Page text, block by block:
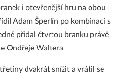
i otevřenější hru na obou
Adam Šperlín po kombinaci s
přidal čtvrtou branku právě
Ondřeje Waltera.
dvakrát snížit a vrátil se